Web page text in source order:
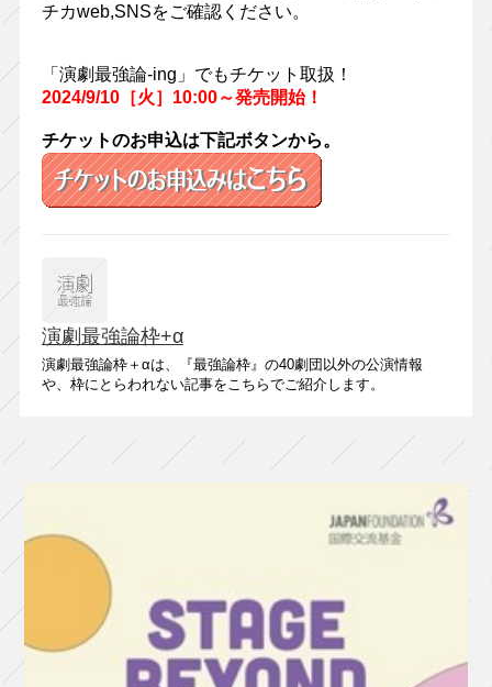
チカweb,SNSをご確認ください。
「演劇最強論-ing」でもチケット取扱！
2024/9/10［火］10:00～発売開始！
チケットのお申込は下記ボタンから。
演劇最強論枠+α
演劇最強論枠＋αは、『最強論枠』の40劇団以外の公演情報
や、枠にとらわれない記事をこちらでご紹介します。